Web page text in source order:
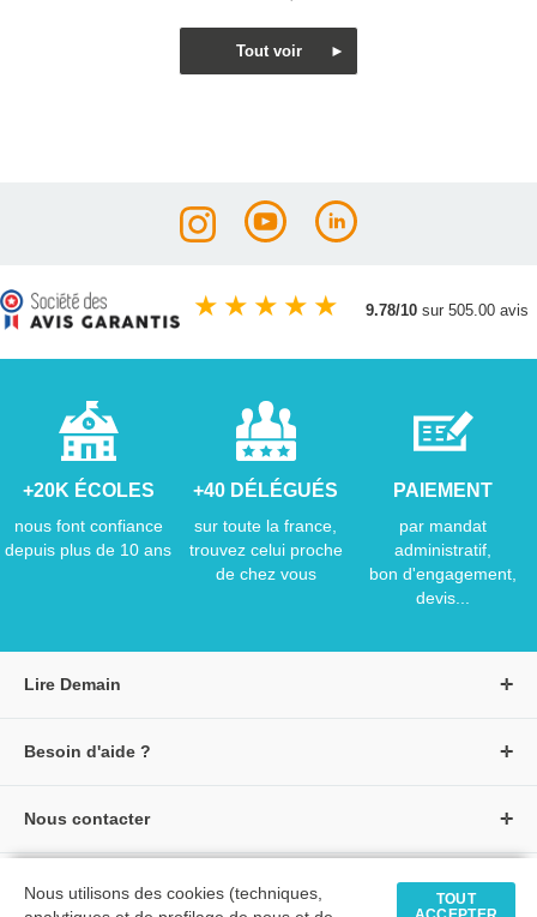
★ ★ ★ ★ ★ 9.78/10 sur 505.00 avis
+20K ÉCOLES
nous font confiance
depuis plus de 10 ans
+40 DÉLÉGUÉS
sur toute la france,
trouvez celui proche
de chez vous
PAIEMENT
par mandat
administratif,
bon d'engagement,
devis...
Lire Demain
Créer un compte
★ Avis clients vérifiés
Besoin d'aide ?
Livraisons et retours
Nous contacter
Formulaire de contact
Siège social
Tous nos livres
Nous utilisons des cookies (techniques,
TOUT